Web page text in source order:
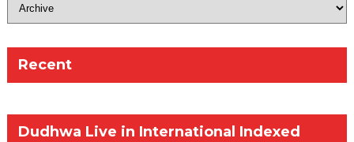
Recent
Dudhwa Live in International Indexed